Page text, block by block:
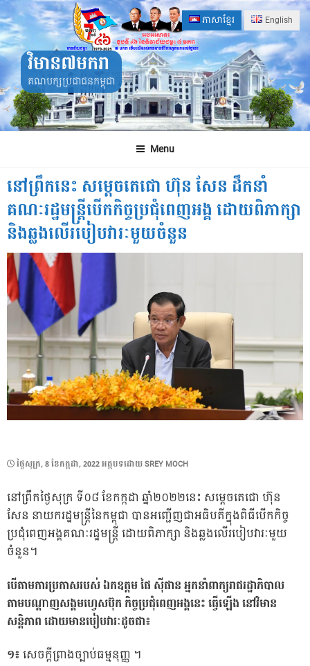
Skip
to
content
ភាសាខ្មែរ English
វិមាន៧មករា
គណបក្សប្រជាជនកម្ពុជា
Menu
នៅព្រឹកនេះ សម្តេចតេជោ ហ៊ុន សែន ដឹកនាំ
គណៈរដ្ឋមន្រ្តីបើកកិច្ចប្រជុំពេញអង្គ ដោយពិភាក្សា
និងឆ្លងលើរបៀបវារៈមួយចំនួន
POSTED
ថ្ងៃ​សុក្រ, 8 ខែ​កក្កដា, 2022អត្ថបទដោយSREY MOCH
នៅព្រឹកថ្ងៃសុក្រ ទី០៨ ខែកក្កដា ឆ្នាំ២០២២នេះ សម្តេចតេជោ ហ៊ុន
សែន នាយករដ្ឋមន្រ្តីនៃកម្ពុជា បានអញ្ជើញជាអធិបតីក្នុងពិធីបើកកិច្ច
ប្រជុំពេញអង្គគណៈរដ្ឋមន្រ្តី ដោយពិភាក្សា និងឆ្លងលើរបៀបវារៈមួយ
ចំនួន។
បើតាមការប្រកាសរបស់ ឯកឧត្តម ផៃ ស៊ីផាន អ្នកនាំពាក្យរាជរដ្ឋាភិបាល
តាមបណ្តាញសង្គមហ្វេសប៊ុក កិច្ចប្រជុំពេញអង្គនេះ ធ្វើឡើង នៅវិមាន
សន្តិភាព ដោយមានបៀបវារៈដូចជា៖
១៖សេចក្តីព្រាងច្បាប់ធម្មនុញ្ញ ។